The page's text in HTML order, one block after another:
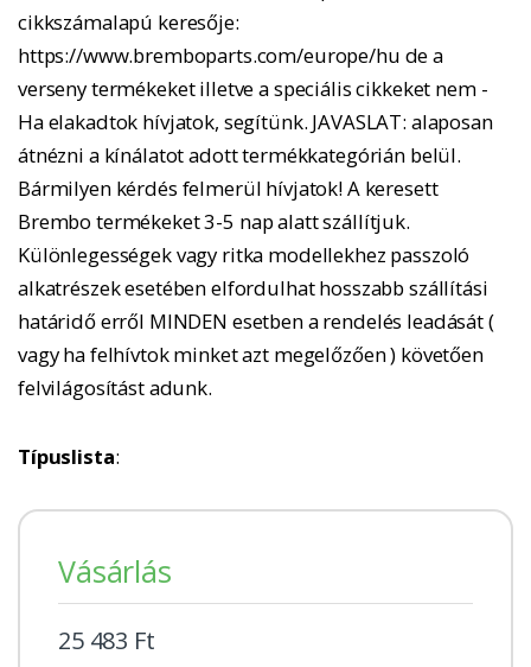
cikkszámalapú keresője:
https://www.bremboparts.com/europe/hu de a
verseny termékeket illetve a speciális cikkeket nem -
Ha elakadtok hívjatok, segítünk. JAVASLAT: alaposan
átnézni a kínálatot adott termékkategórián belül.
Bármilyen kérdés felmerül hívjatok! A keresett
Brembo termékeket 3-5 nap alatt szállítjuk.
Különlegességek vagy ritka modellekhez passzoló
alkatrészek esetében elfordulhat hosszabb szállítási
határidő erről MINDEN esetben a rendelés leadását (
vagy ha felhívtok minket azt megelőzően ) követően
felvilágosítást adunk.
Típuslista:
Vásárlás
25 483 Ft